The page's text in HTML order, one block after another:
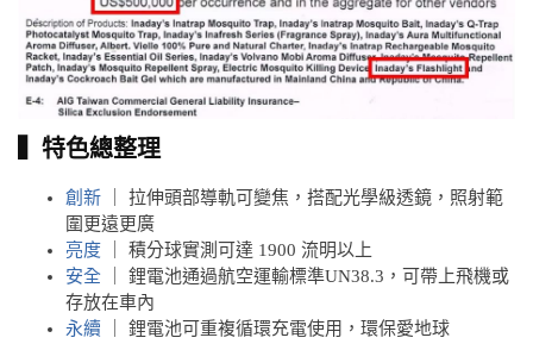
▍特色總整理
創新
｜ 拉伸頭部導軌可變焦，搭配光學級透鏡，照射範
圍更遠更廣
亮度
｜ 積分球實測可達 1900 流明以上
安全
｜ 鋰電池通過航空運輸標準UN38.3，可帶上飛機或
存放在車內
永續
｜ 鋰電池可重複循環充電使用，環保愛地球